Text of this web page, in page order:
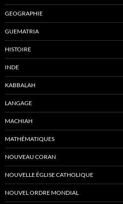
GEOGRAPHIE
GUEMATRIA
HISTOIRE
INDE
KABBALAH
LANGAGE
MACHIAH
MATHÉMATIQUES
NOUVEAU CORAN
NOUVELLE ÉGLISE CATHOLIQUE
NOUVEL ORDRE MONDIAL